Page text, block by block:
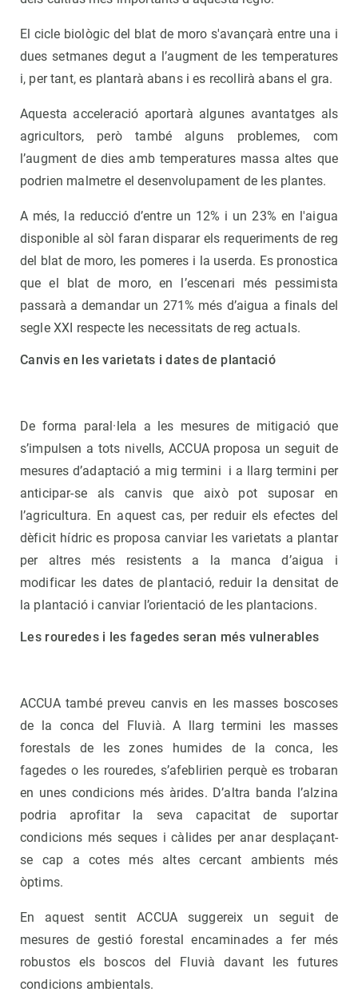
El cicle biològic del blat de moro s'avançarà entre una i
dues setmanes degut a l’augment de les temperatures
i, per tant, es plantarà abans i es recollirà abans el gra.
Aquesta acceleració aportarà algunes avantatges als
agricultors, però també alguns problemes, com
l’augment de dies amb temperatures massa altes que
podrien malmetre el desenvolupament de les plantes.
A més, la reducció d’entre un 12% i un 23% en l'aigua
disponible al sòl faran disparar els requeriments de reg
del blat de moro, les pomeres i la userda. Es pronostica
que el blat de moro, en l’escenari més pessimista
passarà a demandar un 271% més d’aigua a finals del
segle XXI respecte les necessitats de reg actuals.
Canvis en les varietats i dates de plantació
De forma paral·lela a les mesures de mitigació que
s’impulsen a tots nivells, ACCUA proposa un seguit de
mesures d’adaptació a mig termini i a llarg termini per
anticipar-se als canvis que això pot suposar en
l’agricultura. En aquest cas, per reduir els efectes del
dèficit hídric es proposa canviar les varietats a plantar
per altres més resistents a la manca d’aigua i
modificar les dates de plantació, reduir la densitat de
la plantació i canviar l’orientació de les plantacions.
Les rouredes i les fagedes seran més vulnerables
ACCUA també preveu canvis en les masses boscoses
de la conca del Fluvià. A llarg termini les masses
forestals de les zones humides de la conca, les
fagedes o les rouredes, s’afeblirien perquè es trobaran
en unes condicions més àrides. D’altra banda l’alzina
podria aprofitar la seva capacitat de suportar
condicions més seques i càlides per anar desplaçant-
se cap a cotes més altes cercant ambients més
òptims.
En aquest sentit ACCUA suggereix un seguit de
mesures de gestió forestal encaminades a fer més
robustos els boscos del Fluvià davant les futures
condicions ambientals.